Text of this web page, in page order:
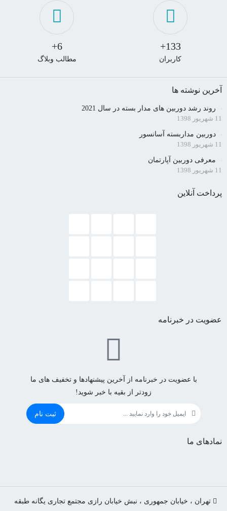
133+
کاربران
6+
مطالب وبلاگ
آخرین نوشته ها
روند رشد دوربین های مدار بسته در سال 2021
11 شهریور 1398
دوربین مداربسته آسانسور
11 شهریور 1398
معرفی دوربین آپارتمان
11 شهریور 1398
پرداخت آنلاین
عضویت در خبرنامه
با عضویت در خبرنامه از آخرین پیشنهادها و تخفیف های ما
زودتر از بقیه با خبر شوید!
ثبت نام
نمادهای ما
تهران ، خیابان جمهوری ، نبش خیابان رازی مجتمع تجاری یگانه طبقه